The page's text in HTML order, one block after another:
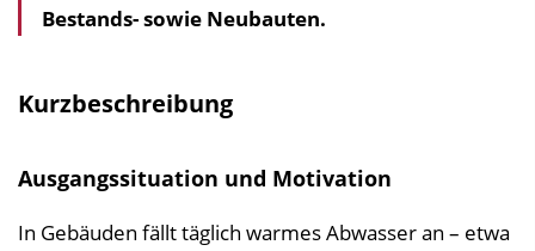
Bestands- sowie Neubauten.
Kurzbeschreibung
Ausgangssituation und Motivation
In Gebäuden fällt täglich warmes Abwasser an – etwa